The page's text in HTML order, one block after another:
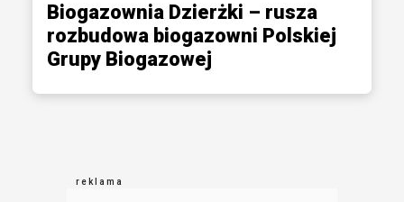
Biogazownia Dzierżki – rusza
rozbudowa biogazowni Polskiej
Grupy Biogazowej